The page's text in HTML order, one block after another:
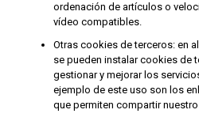
ordenación de artículos o
vídeo compatibles.
Otras cookies de terceros: en
se pueden instalar cookies de
gestionar y mejorar los
ejemplo de este uso son los
que permiten compartir